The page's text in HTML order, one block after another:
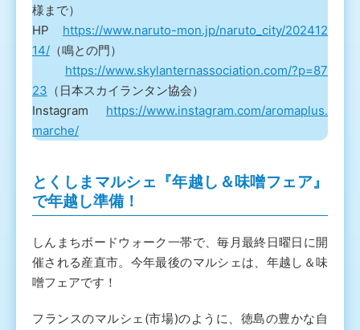
様まで）
HP https://www.naruto-mon.jp/naruto_city/202412
14/ （鳴との門）
https://www.skylanternassociation.com/?p=87
23 （日本スカイランタン協会）
Instagram https://www.instagram.com/aromaplus.
marche/
とくしまマルシェ『年越し＆味噌フェア』
で年越し準備！
しんまちボードウォーク一帯で、毎月最終日曜日に開
催される産直市。今年最後のマルシェは、年越し＆味
噌フェアです！
フランスのマルシェ(市場)のように、徳島の豊かな自